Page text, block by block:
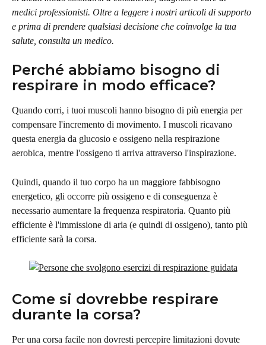
medici professionisti. Oltre a leggere i nostri articoli di supporto
e prima di prendere qualsiasi decisione che coinvolge la tua
salute, consulta un medico.
Perché abbiamo bisogno di
respirare in modo efficace?
Quando corri, i tuoi muscoli hanno bisogno di più energia per
compensare l'incremento di movimento. I muscoli ricavano
questa energia da glucosio e ossigeno nella respirazione
aerobica, mentre l'ossigeno ti arriva attraverso l'inspirazione.
Quindi, quando il tuo corpo ha un maggiore fabbisogno
energetico, gli occorre più ossigeno e di conseguenza è
necessario aumentare la frequenza respiratoria. Quanto più
efficiente è l'immissione di aria (e quindi di ossigeno), tanto più
efficiente sarà la corsa.
Come si dovrebbe respirare
durante la corsa?
Per una corsa facile non dovresti percepire limitazioni dovute